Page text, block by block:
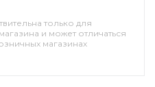
только для
и может отличаться
магазинах